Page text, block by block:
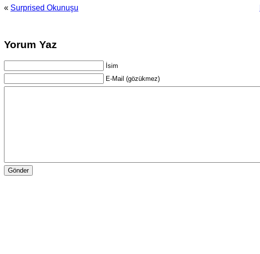
« Surprised Okunuşu
Yorum Yaz
İsim
E-Mail (gözükmez)